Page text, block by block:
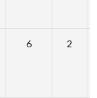
6 2